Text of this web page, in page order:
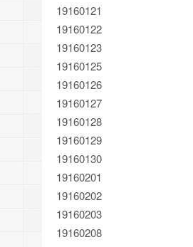
19160121
19160122
19160123
19160125
19160126
19160127
19160128
19160129
19160130
19160201
19160202
19160203
19160208